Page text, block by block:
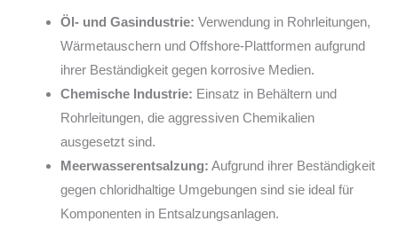
Öl- und Gasindustrie: Verwendung in Rohrleitungen,
Wärmetauschern und Offshore-Plattformen aufgrund
ihrer Beständigkeit gegen korrosive Medien.
Chemische Industrie: Einsatz in Behältern und
Rohrleitungen, die aggressiven Chemikalien
ausgesetzt sind.
Meerwasserentsalzung: Aufgrund ihrer Beständigkeit
gegen chloridhaltige Umgebungen sind sie ideal für
Komponenten in Entsalzungsanlagen.